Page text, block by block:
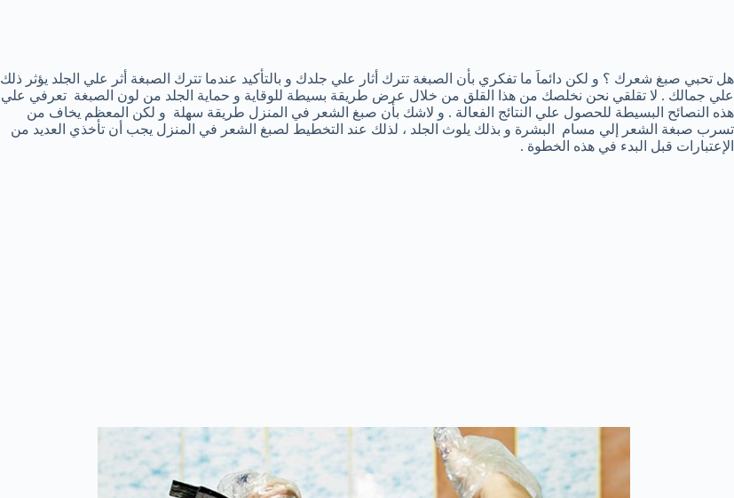
هل تحبي صبغ شعرك ؟ و لكن دائماَ ما تفكري بأن الصبغة تترك أثار علي جلدك و بالتأكيد عندما تترك الصبغة أثر علي الجلد يؤثر ذلك
علي جمالك . لا تقلقي نحن نخلصك من هذا القلق من خلال عرض طريقة بسيطة للوقاية و حماية الجلد من لون الصبغة تعرفي علي
هذه النصائح البسيطة للحصول علي النتائج الفعالة . و لاشك بأن صبغ الشعر في المنزل طريقة سهلة و لكن المعظم يخاف من
تسرب صبغة الشعر إلي مسام البشرة و بذلك يلوث الجلد ، لذلك عند التخطيط لصبغ الشعر في المنزل يجب أن تأخذي العديد من
الإعتبارات قبل البدء في هذه الخطوة .